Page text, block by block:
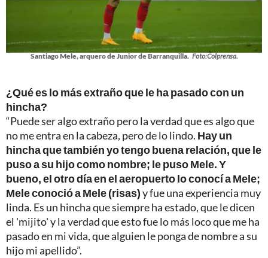
Santiago Mele, arquero de Junior de Barranquilla. Foto:Colprensa.
¿Qué es lo más extraño que le ha pasado con un
hincha?
“Puede ser algo extraño pero la verdad que es algo que
no me entra en la cabeza, pero de lo lindo. Hay un
hincha que también yo tengo buena relación, que le
puso a su hijo como nombre; le puso Mele. Y
bueno, el otro día en el aeropuerto lo conocí a Mele;
Mele conoció a Mele (risas)y fue una experiencia muy
linda. Es un hincha que siempre ha estado, que le dicen
el 'mijito' y la verdad que esto fue lo más loco que me ha
pasado en mi vida, que alguien le ponga de nombre a su
hijo mi apellido”.